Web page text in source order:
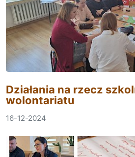
Działania na rzecz
wolontariatu
16-12-2024